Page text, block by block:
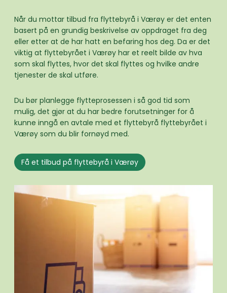
Når du mottar tilbud fra flyttebyrå i Værøy er det enten
basert på en grundig beskrivelse av oppdraget fra deg
eller etter at de har hatt en befaring hos deg. Da er det
viktig at flyttebyrået i Værøy har et reelt bilde av hva
som skal flyttes, hvor det skal flyttes og hvilke andre
tjenester de skal utføre.
Du bør planlegge flytteprosessen i så god tid som
mulig, det gjør at du har bedre forutsetninger for å
kunne inngå en avtale med et flyttebyrå flyttebyrået i
Værøy som du blir fornøyd med.
Få et tilbud på flyttebyrå i Værøy